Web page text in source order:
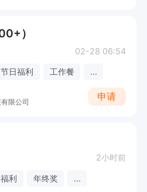
）
02-28 06:54
节日福利 工作餐 ...
限公司
申请
2小时前
利 年终奖 ...